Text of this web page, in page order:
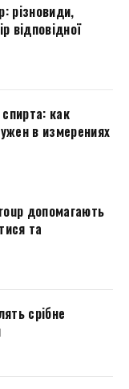
різновиди,
відповідної
как
в измерениях
допомагають
та
срібне